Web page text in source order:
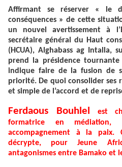
Affirmant se réserver « le
conséquences » de cette
un nouvel avertissement à
secrétaire général du Haut
(HCUA), Alghabass ag Intalla,
prend la présidence
indique faire de la fusion de
priorité. De quoi consolider ses
et simple de l’accord et de
Ferdaous Bouhlel
est
formatrice en
accompagnement à la paix.
décrypte, pour Jeune
antagonismes entre Bamako et